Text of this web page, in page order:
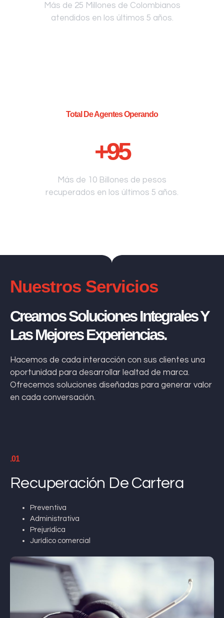
Más de 25 Millones de Colombianos
atendidos en los últimos 5 años.
Total De Agentes Operando
+95
Más de 10 Billones de pesos
recuperados en los últimos 5 años.
Nuestros Servicios
Creamos Soluciones Integrales Y
Las Mejores Experiencias.
Hacemos de cada interacción con sus clientes una
oportunidad para desarrollar lealtad de marca.
Ofrecemos soluciones diseñadas para generar valor
en cada conversación.
.01
Recuperación De Cartera
Preventiva
Administrativa
Prejurídica
Jurídico comercial